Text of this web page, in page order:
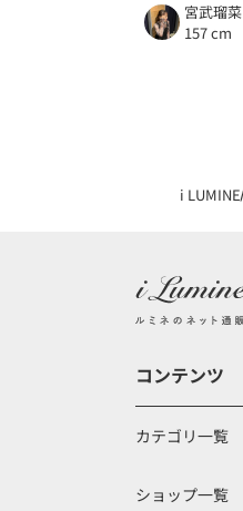
宮武瑠菜
157 cm
i LUMINE
コンテンツ
カテゴリ一覧
ショップ一覧